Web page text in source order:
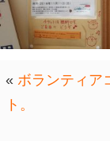
(*^▽^*)